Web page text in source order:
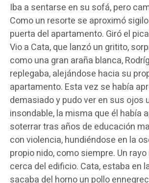
Iba a sentarse en su sofá, pero
Como un resorte se aproximó
puerta del apartamento. Giró el
Vio a Cata, que lanzó un gritito,
como una gran araña blanca,
replegaba, alejándose hacia su
apartamento. Esta vez se había
demasiado y pudo ver en sus ojos
insondable, la misma que él había
soterrar tras años de educación
con violencia, hundiéndose en la
propio nido, como siempre. Un
cerca del edificio. Cata, estaba en
sacaba del horno un pollo